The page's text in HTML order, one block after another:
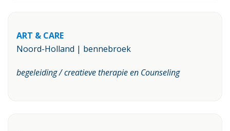
ART & CARE
Noord-Holland | bennebroek
begeleiding / creatieve therapie en Counseling